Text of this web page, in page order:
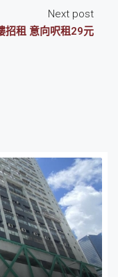
Next post
招租 意向呎租29元